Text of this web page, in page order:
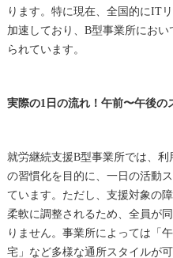
ります。特に現在、全国的にIT
加速しており、B型事業所にお
られています。
実際の1日の流れ！午前〜午後の
就労継続支援B型事業所では、
の習慣化を目的に、一日の活動
ています。ただし、支援対象の
柔軟に調整されるため、全員が
りません。事業所によっては「
宅」など多様な通所スタイルが可